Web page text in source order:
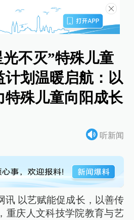
光不灭”特殊儿童
计划温暖启航：以
特殊儿童向阳成长
听新闻
讯 以艺赋能促成长，以善传
重庆人文科技学院教育与艺